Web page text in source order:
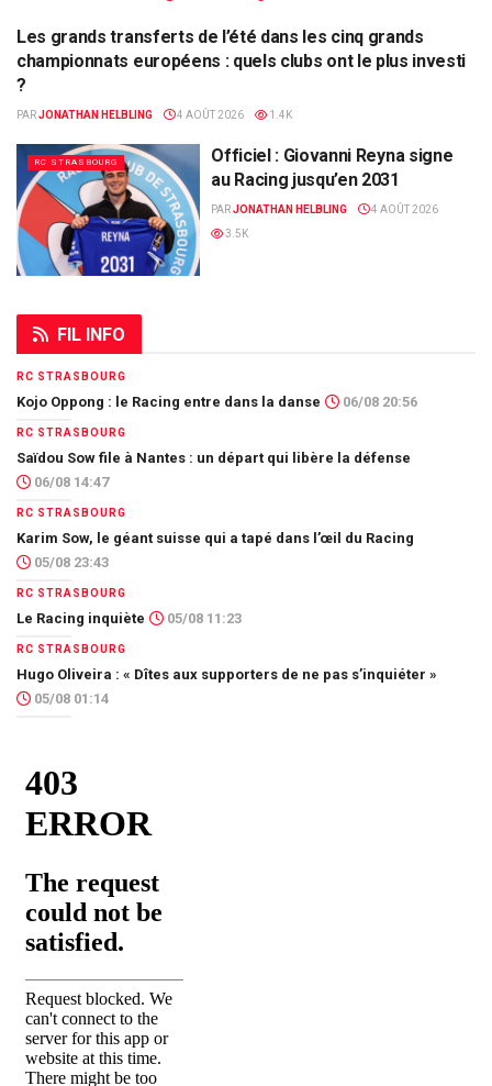
ALSA'SPORTS
Les grands transferts de l’été dans les cinq grands
championnats européens : quels clubs ont le plus investi
?
PARJONATHAN HELBLING 4 AOÛT 2026 1.4K
RC STRASBOURG
Officiel : Giovanni Reyna signe
au Racing jusqu’en 2031
PARJONATHAN HELBLING
4 AOÛT 2026
3.5K
FIL INFO
RC STRASBOURG
Kojo Oppong : le Racing entre dans la danse 06/08 20:56
RC STRASBOURG
Saïdou Sow file à Nantes : un départ qui libère la défense
06/08 14:47
RC STRASBOURG
Karim Sow, le géant suisse qui a tapé dans l’œil du Racing
05/08 23:43
RC STRASBOURG
Le Racing inquiète 05/08 11:23
RC STRASBOURG
Hugo Oliveira : « Dîtes aux supporters de ne pas s’inquiéter »
05/08 01:14